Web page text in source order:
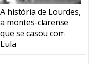
A história de Lourdes,
a montes-clarense
que se casou com
Lula